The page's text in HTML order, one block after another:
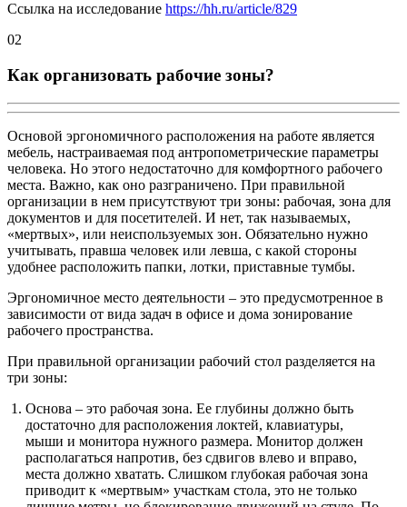
Ссылка на исследование https://hh.ru/article/829
02
Как организовать рабочие зоны?
Основой эргономичного расположения на работе является
мебель, настраиваемая под антропометрические параметры
человека. Но этого недостаточно для комфортного рабочего
места. Важно, как оно разграничено. При правильной
организации в нем присутствуют три зоны: рабочая, зона для
документов и для посетителей. И нет, так называемых,
«мертвых», или неиспользуемых зон. Обязательно нужно
учитывать, правша человек или левша, с какой стороны
удобнее расположить папки, лотки, приставные тумбы.
Эргономичное место деятельности – это предусмотренное в
зависимости от вида задач в офисе и дома зонирование
рабочего пространства.
При правильной организации рабочий стол разделяется на
три зоны:
Основа – это рабочая зона. Ее глубины должно быть
достаточно для расположения локтей, клавиатуры,
мыши и монитора нужного размера. Монитор должен
располагаться напротив, без сдвигов влево и вправо,
места должно хватать. Слишком глубокая рабочая зона
приводит к «мертвым» участкам стола, это не только